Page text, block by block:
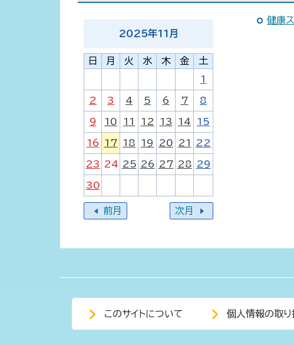
2025年11 月
日 月 火 水 木 金
土
1
2 3 4 5 6 7 8
9 10 11 12 13 14 15
16 17 18 19 20 21 22
23 24 25 26 27 28 29
30
前月 次月
健康
このサイトについて 個人情報の取り